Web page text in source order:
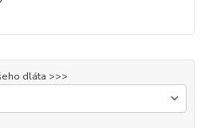
dláta >>>